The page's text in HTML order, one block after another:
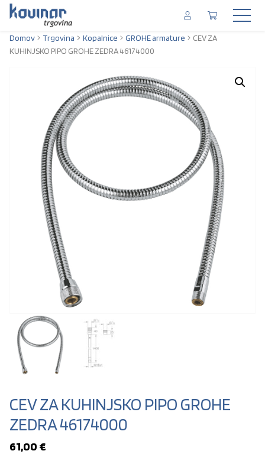
Domov Trgovina Kopalnice GROHE armature
CEV ZA
KUHINJSKO PIPO GROHE ZEDRA 46174000
CEV ZA KUHINJSKO PIPO GROHE
ZEDRA 46174000
61,00 €